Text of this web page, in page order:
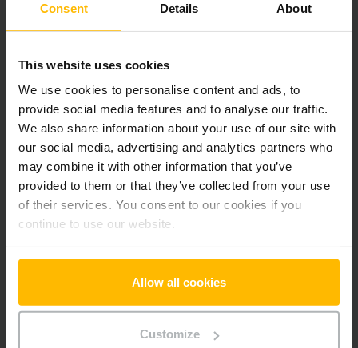
Consent Details About
This website uses cookies
We use cookies to personalise content and ads, to
provide social media features and to analyse our traffic.
We also share information about your use of our site with
our social media, advertising and analytics partners who
may combine it with other information that you’ve
provided to them or that they’ve collected from your use
of their services. You consent to our cookies if you
continue to use our website.
Allow all cookies
Customize
Produktinformation
Följande avsnitt ger en omfattande sammanfattning av
fordonets tekniska specifikationer och utrustning.
Teknisk Information
Ja, 24 V / 30 A
Batteriets tillverkningsår 2024